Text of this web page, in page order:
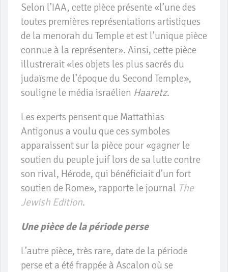
Selon l’IAA, cette pièce présente «l’une des
toutes premières représentations artistiques
de la menorah du Temple et est l’unique pièce
connue à la représenter». Ainsi, cette pièce
illustrerait «les objets les plus sacrés du
judaïsme de l’époque du Second Temple»,
souligne le média israélien Haaretz.
Les experts pensent que Mattathias
Antigonus a voulu que ces symboles
apparaissent sur la pièce pour «gagner le
soutien du peuple juif lors de sa lutte contre
son rival, Hérode, qui bénéficiait d’un fort
soutien de Rome», rapporte le journal The
Jewish Edition.
Une pièce de la période perse
L’autre pièce, très rare, date de la période
perse et a été frappée à Ascalon où se